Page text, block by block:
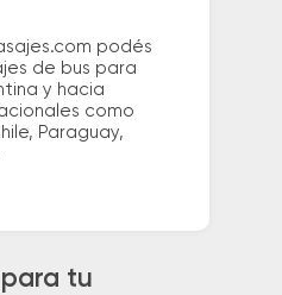
podés
de bus para
y hacia
como
Paraguay,
tu